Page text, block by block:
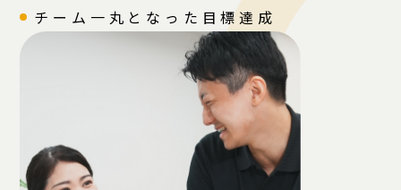
チーム一丸となった目標達成